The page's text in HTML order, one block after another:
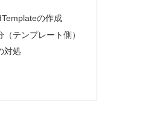
の作成
テンプレート側）
対処